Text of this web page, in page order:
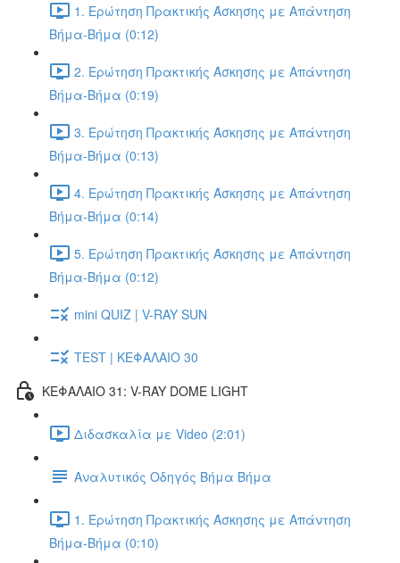
1. Ερώτηση Πρακτικής Άσκησης με Απάντηση
Βήμα-Βήμα (0:12)
2. Ερώτηση Πρακτικής Άσκησης με Απάντηση
Βήμα-Βήμα (0:19)
3. Ερώτηση Πρακτικής Άσκησης με Απάντηση
Βήμα-Βήμα (0:13)
4. Ερώτηση Πρακτικής Άσκησης με Απάντηση
Βήμα-Βήμα (0:14)
5. Ερώτηση Πρακτικής Άσκησης με Απάντηση
Βήμα-Βήμα (0:12)
mini QUIZ | V-RAY SUN
TEST | ΚΕΦΑΛΑΙΟ 30
ΚΕΦΑΛΑΙΟ 31: V-RAY DOME LIGHT
Διδασκαλία με Video (2:01)
Αναλυτικός Οδηγός Βήμα Βήμα
1. Ερώτηση Πρακτικής Άσκησης με Απάντηση
Βήμα-Βήμα (0:10)